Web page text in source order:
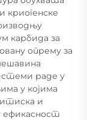
криогенске
карбида за
опрему за
раде у
у којима
и
ефикасност